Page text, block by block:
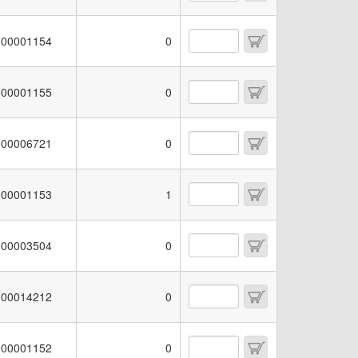
0
0
0
1
0
0
0